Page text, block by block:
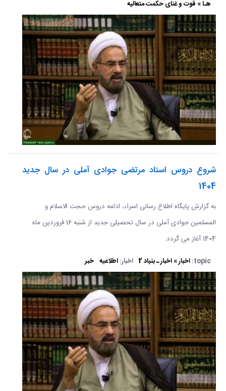
هـا » قوت و غنای حکمت متعالیه
شروع دروس استاد مرتضی جوادی آملی در سال جدید
1404
به گزارش پایگاه اطلاع رسانی اسراء، ادامه دروس حجت الاسلام و
المسلمین جوادی آملی در سال تحصیلی جدید از شنبه 16 فروردین ماه
1404 آغاز می گردد.
topic: اخبار » اخبار ـ بنیاد 2 اخبار:اطلاعیه خبر